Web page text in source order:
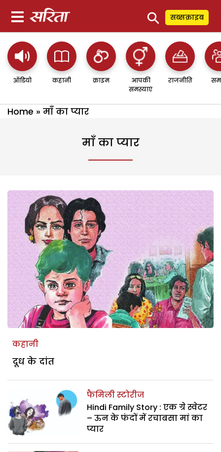
⚲ सब्सक्राइब
ऑडियो कहानी क्राइम
आपकी
समस्याएं
राजनीति
Home » माँ का प्यार
माँ का प्यार
कहानी
दूध के दांत
फैमिली स्टोरीज
Hindi Family Story : एक ग्रे स्वेटर
– ऊन के फंदों में रचाबसा मां का
प्यार